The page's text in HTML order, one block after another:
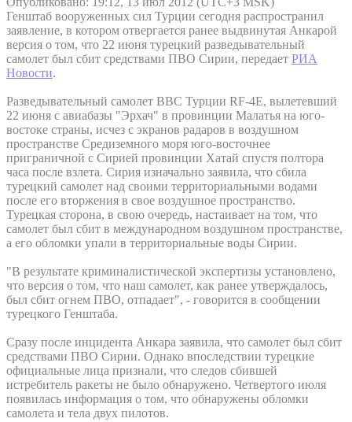
Генштаб вооруженных сил Турции сегодня распространил
заявление, в котором отвергается ранее выдвинутая Анкарой
версия о том, что 22 июня турецкий разведывательный
самолет был сбит средствами ПВО Сирии, передает РИА
Новости.
Разведывательный самолет ВВС Турции RF-4E, вылетевший
22 июня с авиабазы "Эрхач" в провинции Малатья на юго-
востоке страны, исчез с экранов радаров в воздушном
пространстве Средиземного моря юго-восточнее
приграничной с Сирией провинции Хатай спустя полтора
часа после взлета. Сирия изначально заявила, что сбила
турецкий самолет над своими территориальными водами
после его вторжения в свое воздушное пространство.
Турецкая сторона, в свою очередь, настаивает на том, что
самолет был сбит в международном воздушном пространстве,
а его обломки упали в территориальные воды Сирии.
"В результате криминалистической экспертизы установлено,
что версия о том, что наш самолет, как ранее утверждалось,
был сбит огнем ПВО, отпадает", - говорится в сообщении
турецкого Генштаба.
Сразу после инцидента Анкара заявила, что самолет был сбит
средствами ПВО Сирии. Однако впоследствии турецкие
официальные лица признали, что следов сбившей
истребитель ракеты не было обнаружено. Четвертого июля
появилась информация о том, что обнаружены обломки
самолета и тела двух пилотов.